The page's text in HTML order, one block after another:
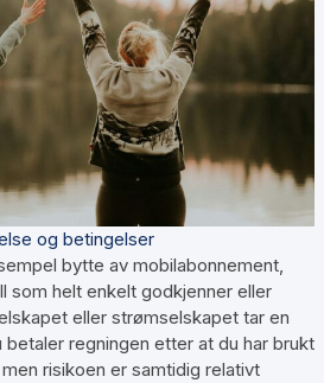
og betingelser
bytte av mobilabonnement,
som helt enkelt godkjenner eller
eller strømselskapet tar en
regningen etter at du har brukt
risikoen er samtidig relativt